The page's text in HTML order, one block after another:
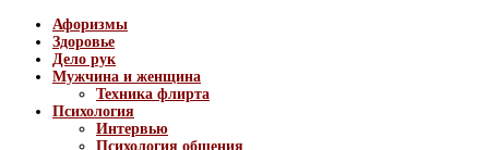
Афоризмы
Здоровье
Дело рук
Мужчина и женщина
Техника флирта
Психология
Интервью
Психология общения